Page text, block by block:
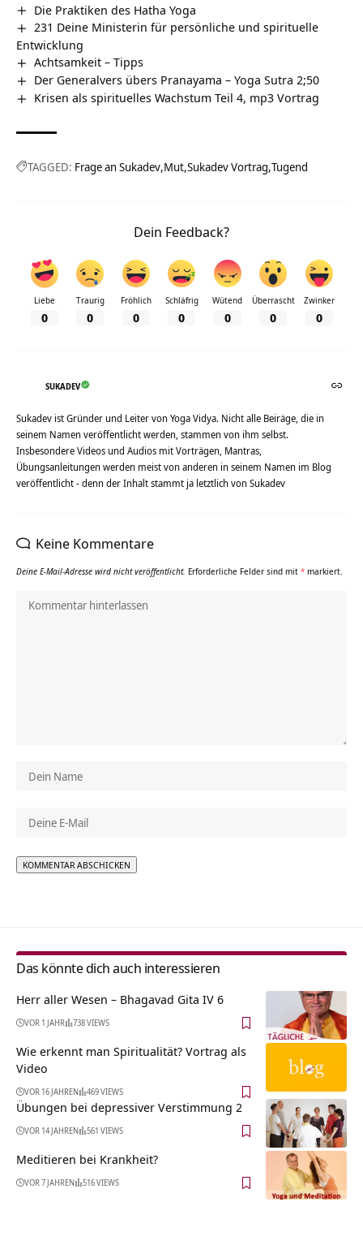
Die Praktiken des Hatha Yoga
231 Deine Ministerin für persönliche und spirituelle
Entwicklung
Achtsamkeit – Tipps
Der Generalvers übers Pranayama – Yoga Sutra 2;50
Krisen als spirituelles Wachstum Teil 4, mp3 Vortrag
TAGGED: Frage an Sukadev Mut Sukadev Vortrag Tugend
Dein Feedback?
Liebe
0
Traurig
0
Fröhlich
0
Schläfrig
0
Wütend
0
Überrascht
0
Zwinker
0
SUKADEV
Sukadev ist Gründer und Leiter von Yoga Vidya. Nicht alle Beiräge, die in
seinem Namen veröffentlicht werden, stammen von ihm selbst.
Insbesondere Videos und Audios mit Vorträgen, Mantras,
Übungsanleitungen werden meist von anderen in seinem Namen im Blog
veröffentlicht - denn der Inhalt stammt ja letztlich von Sukadev
Keine Kommentare
Deine E-Mail-Adresse wird nicht veröffentlicht. Erforderliche Felder sind mit * markiert.
Das könnte dich auch interessieren
Herr aller Wesen – Bhagavad Gita IV 6
VOR 1 JAHR 738 VIEWS
Wie erkennt man Spiritualität? Vortrag als
Video
VOR 16 JAHREN 469 VIEWS
Übungen bei depressiver Verstimmung 2
VOR 14 JAHREN 561 VIEWS
Meditieren bei Krankheit?
VOR 7 JAHREN 516 VIEWS